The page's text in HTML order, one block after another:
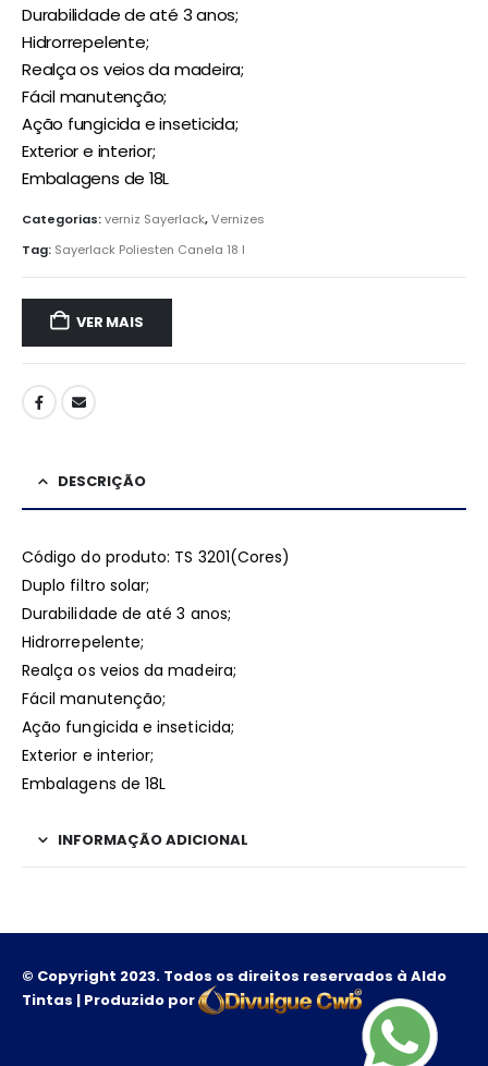
Durabilidade de até 3 anos;
Hidrorrepelente;
Realça os veios da madeira;
Fácil manutenção;
Ação fungicida e inseticida;
Exterior e interior;
Embalagens de 18L
Categorias:verniz Sayerlack,Vernizes
Tag: Sayerlack Poliesten Canela 18 l
VER MAIS
DESCRIÇÃO
Código do produto: TS 3201(Cores)
Duplo filtro solar;
Durabilidade de até 3 anos;
Hidrorrepelente;
Realça os veios da madeira;
Fácil manutenção;
Ação fungicida e inseticida;
Exterior e interior;
Embalagens de 18L
INFORMAÇÃO ADICIONAL
© Copyright 2023. Todos os direitos reservados à Aldo
Tintas | Produzido por